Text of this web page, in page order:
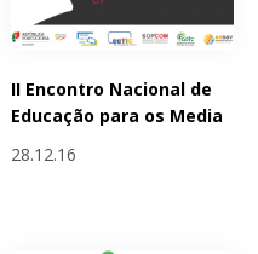
II Encontro Nacional de
Educação para os Media
28.12.16